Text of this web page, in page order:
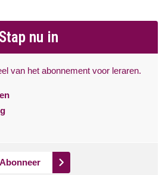
Stap nu in
van het abonnement voor leraren.
Abonneer